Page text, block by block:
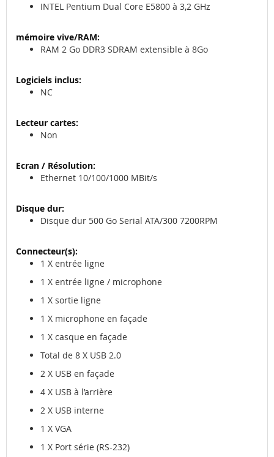
INTEL Pentium Dual Core E5800 à 3,2 GHz
RAM 2 Go DDR3 SDRAM extensible à 8Go
NC
Non
Ethernet 10/100/1000 MBit/s
Disque dur 500 Go Serial ATA/300 7200RPM
1 X entrée ligne
1 X entrée ligne / microphone
1 X sortie ligne
1 X microphone en façade
1 X casque en façade
Total de 8 X USB 2.0
2 X USB en façade
4 X USB à l’arrière
2 X USB interne
1 X VGA
1 X Port série (RS-232)